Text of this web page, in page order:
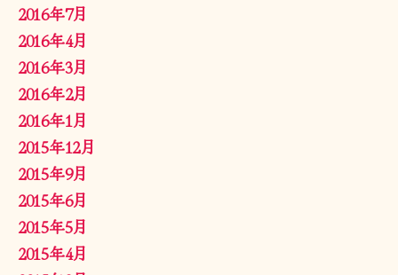
2016年7月
2016年4月
2016年3月
2016年2月
2016年1月
2015年12月
2015年9月
2015年6月
2015年5月
2015年4月